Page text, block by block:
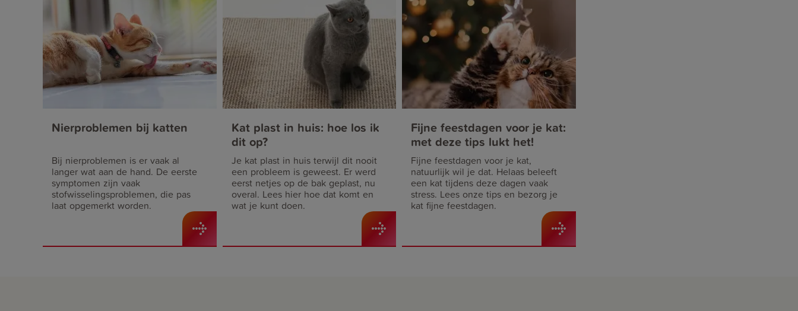
Nierproblemen bij katten
Bij nierproblemen is er vaak al
langer wat aan de hand. De eerste
symptomen zijn vaak
stofwisselingsproblemen, die pas
laat opgemerkt worden.
Kat plast in huis: hoe los ik
dit op?
Je kat plast in huis terwijl dit nooit
een probleem is geweest. Er werd
eerst netjes op de bak geplast, nu
overal. Lees hier hoe dat komt en
wat je kunt doen.
Fijne feestdagen voor je kat:
met deze tips lukt het!
Fijne feestdagen voor je kat,
natuurlijk wil je dat. Helaas beleeft
een kat tijdens deze dagen vaak
stress. Lees onze tips en bezorg je
kat fijne feestdagen.